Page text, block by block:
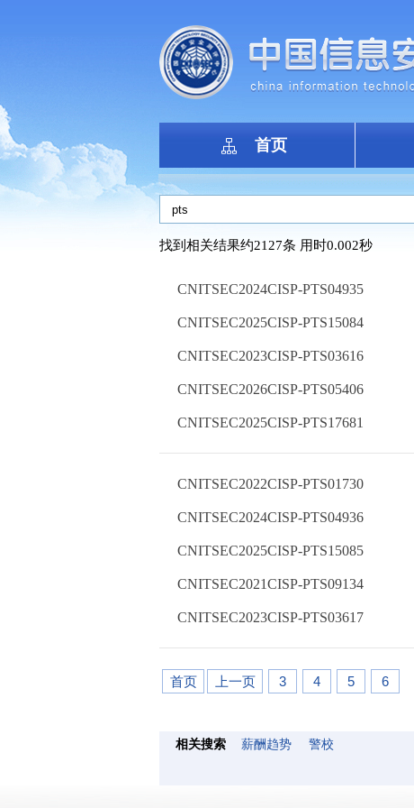
首页
找到相关结果约2127条 用时0.002秒
CNITSEC2024CISP-PTS04935
CNITSEC2025CISP-PTS15084
CNITSEC2023CISP-PTS03616
CNITSEC2026CISP-PTS05406
CNITSEC2025CISP-PTS17681
CNITSEC2022CISP-PTS01730
CNITSEC2024CISP-PTS04936
CNITSEC2025CISP-PTS15085
CNITSEC2021CISP-PTS09134
CNITSEC2023CISP-PTS03617
首页 上一页 3 4 5 6
相关搜索 薪酬趋势 警校